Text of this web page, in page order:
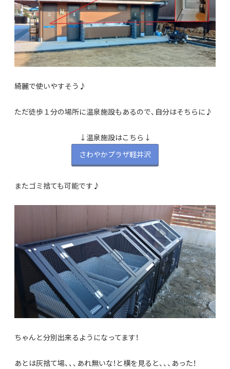
綺麗で使いやすそう♪
ただ徒歩１分の場所に温泉施設もあるので、自分はそちらに♪
↓温泉施設はこちら↓
さわやかプラザ軽井沢
またゴミ捨ても可能です♪
ちゃんと分別出来るようになってます！
あとは灰捨て場、、、あれ無いな！と横を見ると、、、あった！